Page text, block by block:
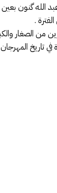
27 يناير 2024
.
من الصغار
تاريخ